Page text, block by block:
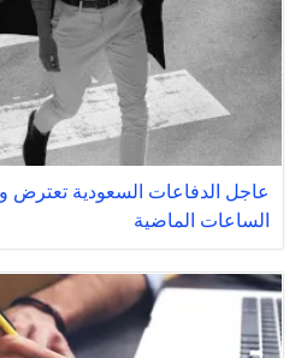
الساعات الماضية